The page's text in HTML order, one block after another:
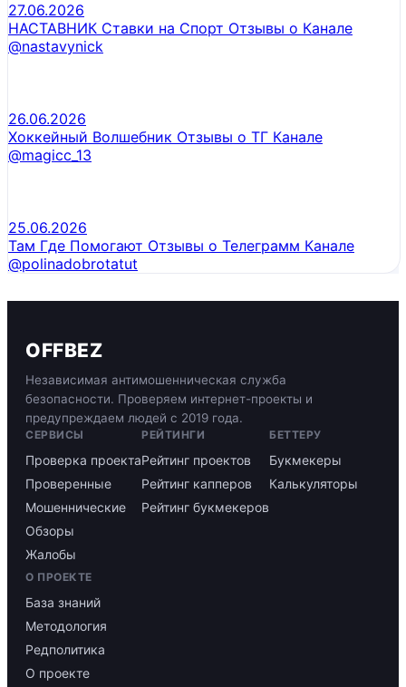
27.06.2026
НАСТАВНИК Ставки на Спорт Отзывы о Канале
@nastavynick
26.06.2026
Хоккейный Волшебник Отзывы о ТГ Канале
@magicc_13
25.06.2026
Там Где Помогают Отзывы о Телеграмм Канале
@polinadobrotatut
OFFBEZ
Независимая антимошенническая служба
безопасности. Проверяем интернет-проекты и
предупреждаем людей с 2019 года.
СЕРВИСЫ
Проверка проекта
Проверенные
Мошеннические
Обзоры
Жалобы
РЕЙТИНГИ
Рейтинг проектов
Рейтинг капперов
Рейтинг букмекеров
БЕТТЕРУ
Букмекеры
Калькуляторы
О ПРОЕКТЕ
База знаний
Методология
Редполитика
О проекте